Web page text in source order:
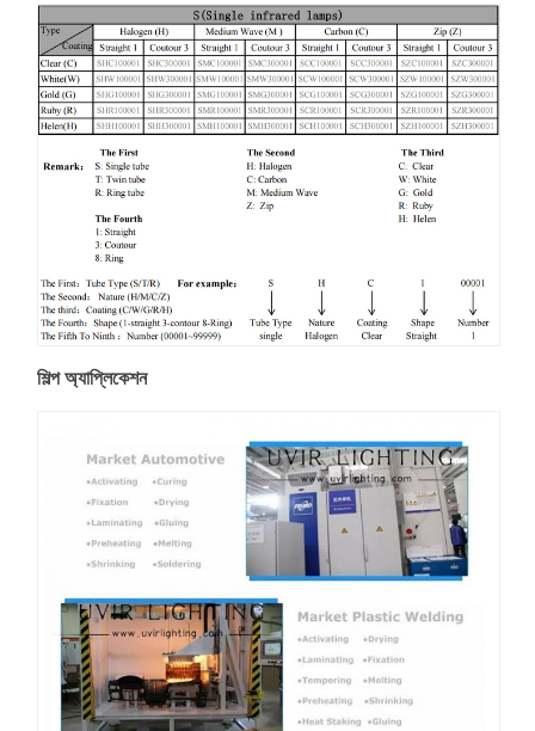
শিল্প অ্যাপ্লিকেশন